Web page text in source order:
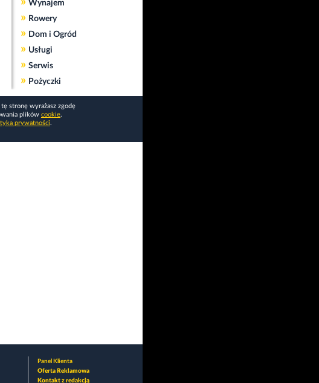
Wynajem
» Rowery
» Dom i Ogród
» Usługi
» Serwis
» Pożyczki
stronę wyrażasz zgodę
plików cookie.
prywatności.
Panel Klienta
Oferta Reklamowa
Kontakt z redakcją